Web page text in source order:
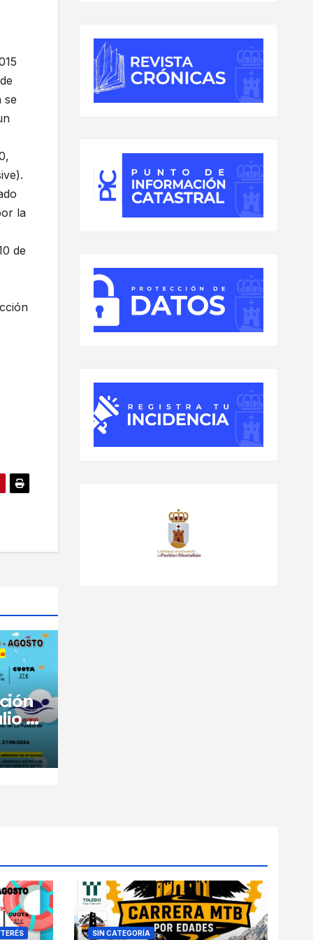
se
la
de
y
SIN CATEGORÍA